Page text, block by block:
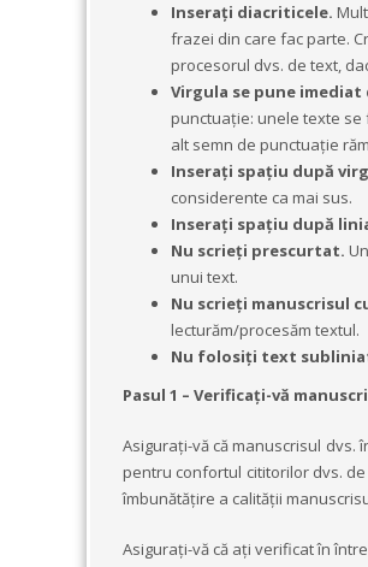
Inserați diacriticele.
frazei din care fac parte.
procesorul dvs. de text,
Virgula se pune imediat
punctuație: unele texte se
alt semn de punctuație
Inserați spațiu după
considerente ca mai sus.
Inseraţi spaţiu după
Nu scrieți prescurtat.
unui text.
Nu scrieți manuscrisul cu
lecturăm/procesăm textul.
Nu folosiți text
Pasul 1 – Verificați-vă
Asigurați-vă că manuscrisul dvs.
pentru confortul cititorilor dvs.
îmbunătăţire a calităţii
Asigurați-vă că ați verificat în